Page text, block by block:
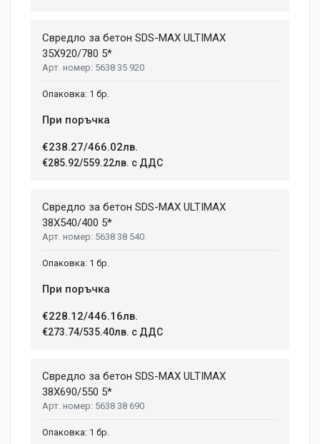
Свредло за бетон SDS-MAX ULTIMAX
35X920/780 5*
5638 35 920
1 бр.
При поръчка
€238.27/466.02лв.
€285.92/559.22лв. с ДДС
Свредло за бетон SDS-MAX ULTIMAX
38X540/400 5*
5638 38 540
1 бр.
При поръчка
€228.12/446.16лв.
€273.74/535.40лв. с ДДС
Свредло за бетон SDS-MAX ULTIMAX
38X690/550 5*
5638 38 690
1 бр.